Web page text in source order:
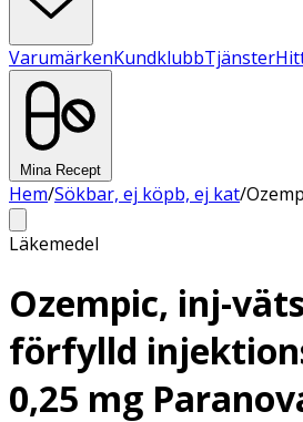
VarumärkenKundklubbTjänster
Mina Recept
Hem/Sökbar, ej köpb, ej kat/
Läkemedel
Ozempic, inj-
förfylld
0,25 mg